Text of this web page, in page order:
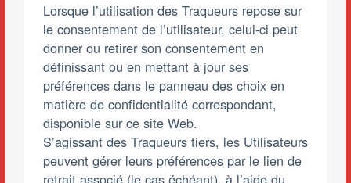
Lorsque l’utilisation des Traqueurs repose sur
le consentement de l’utilisateur, celui-ci peut
donner ou retirer son consentement en
définissant ou en mettant à jour ses
préférences dans le panneau des choix en
matière de confidentialité correspondant,
disponible sur ce site Web.
S’agissant des Traqueurs tiers, les Utilisateurs
peuvent gérer leurs préférences par le lien de